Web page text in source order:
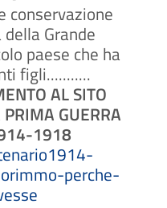
conservazione
Grande
paese che ha
figli...........
AL SITO
GUERRA
1918
perche-